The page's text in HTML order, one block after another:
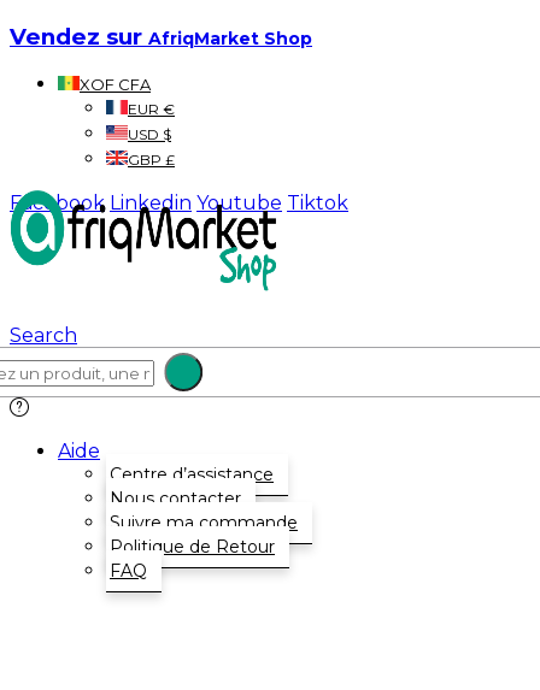
Vendez sur AfriqMarket Shop
XOF CFA
EUR €
USD $
GBP £
Facebook Linkedin Youtube Tiktok
Search
Aide
Centre d’assistance
Nous contacter
Suivre ma commande
Politique de Retour
FAQ